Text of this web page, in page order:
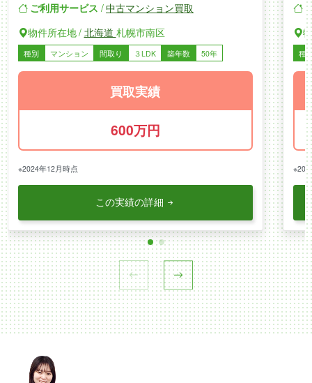
ご利用サービス /中古マンション買取
物件所在地/ 北海道 札幌市南区
種別 マンション 間取り ３LDK 築年数 50年
買取実績
600万円
※2024年12月時点
この実績の詳細
種